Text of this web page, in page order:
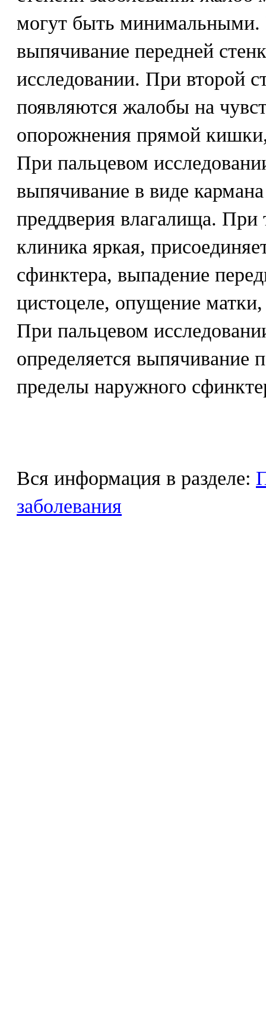
могут быть минимальными.
выпячивание передней
исследовании. При второй
появляются жалобы на
опорожнения прямой
При пальцевом
выпячивание в виде
преддверия влагалища. При
клиника яркая,
сфинктера, выпадение
цистоцеле, опущение
При пальцевом
определяется выпячивание
пределы наружного
Вся информация в разделе:
заболевания